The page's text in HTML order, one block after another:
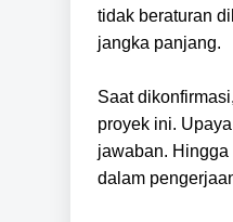
tidak beraturan
jangka panjang.
Saat
proyek ini.
jawaban.
dalam